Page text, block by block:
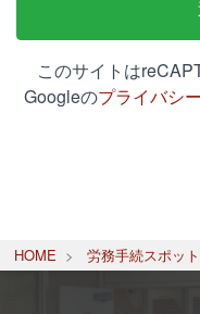
このサイトは
Googleのプライバシ
HOME 労務手続スポッ